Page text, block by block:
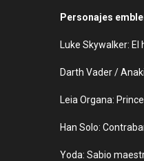
Personajes
Luke Skywalker:
Darth Vader /
Leia Organa:
Han Solo:
Yoda: Sabio